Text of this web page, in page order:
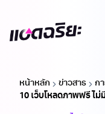
Adchariya
หน้าหลัก ข่าวสาร
ก
10 เว็บโหลดภาพฟรี ไ